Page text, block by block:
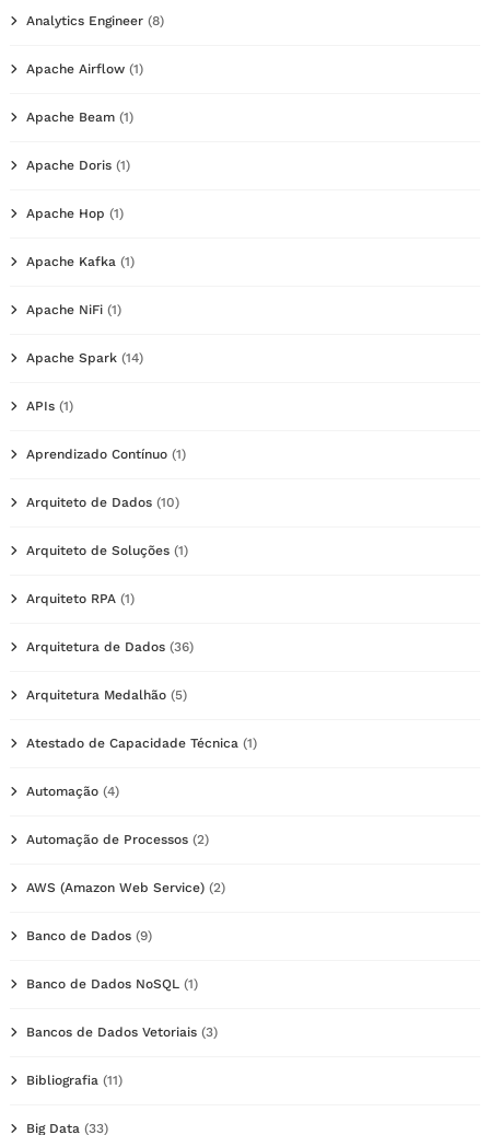
Analytics Engineer (8)
Apache Airflow (1)
Apache Beam (1)
Apache Doris (1)
Apache Hop (1)
Apache Kafka (1)
Apache NiFi (1)
Apache Spark (14)
APIs (1)
Aprendizado Contínuo (1)
Arquiteto de Dados (10)
Arquiteto de Soluções (1)
Arquiteto RPA (1)
Arquitetura de Dados (36)
Arquitetura Medalhão (5)
Atestado de Capacidade Técnica (1)
Automação (4)
Automação de Processos (2)
AWS (Amazon Web Service) (2)
Banco de Dados (9)
Banco de Dados NoSQL (1)
Bancos de Dados Vetoriais (3)
Bibliografia (11)
Big Data (33)